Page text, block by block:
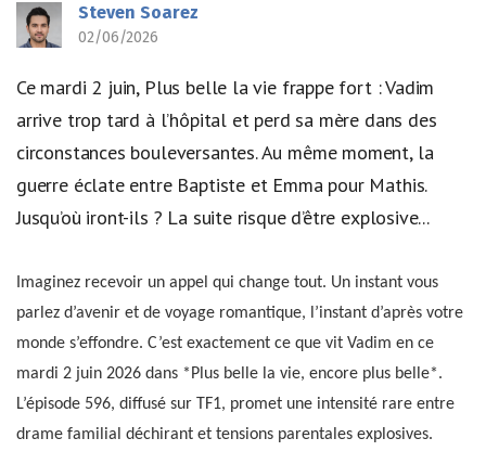
Steven Soarez
02/06/2026
Ce mardi 2 juin, Plus belle la vie frappe fort : Vadim
arrive trop tard à l’hôpital et perd sa mère dans des
circonstances bouleversantes. Au même moment, la
guerre éclate entre Baptiste et Emma pour Mathis.
Jusqu’où iront-ils ? La suite risque d’être explosive...
Imaginez recevoir un appel qui change tout. Un instant vous
parlez d’avenir et de voyage romantique, l’instant d’après votre
monde s’effondre. C’est exactement ce que vit Vadim en ce
mardi 2 juin 2026 dans *Plus belle la vie, encore plus belle*.
L’épisode 596, diffusé sur TF1, promet une intensité rare entre
drame familial déchirant et tensions parentales explosives.